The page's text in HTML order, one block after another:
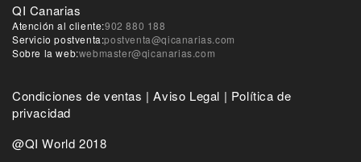
QI Canarias
Atención al cliente:902 880 188
Servicio postventa:postventa@qicanarias.com
Sobre la web:webmaster@qicanarias.com
Condiciones de ventas |Aviso Legal | Política de
privacidad
@QI World 2018